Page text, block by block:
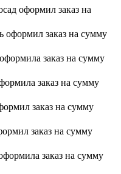
оформил заказ на
заказ на сумму
заказ на сумму
заказ на сумму
заказ на сумму
заказ на сумму
заказ на сумму